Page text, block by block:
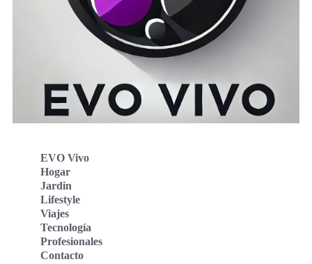
EVO Vivo
Hogar
Jardin
Lifestyle
Viajes
Tecnología
Profesionales
Contacto